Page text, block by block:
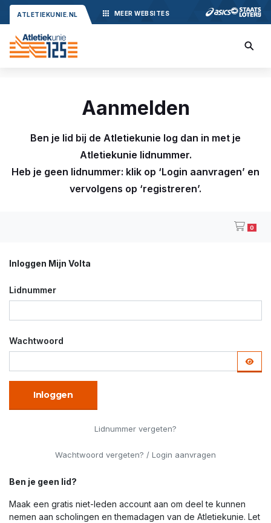
ATLETIEKUNIE.NL MEER WEBSITES
Aanmelden
Ben je lid bij de Atletiekunie log dan in met je
Atletiekunie lidnummer.
Heb je geen lidnummer: klik op ‘Login aanvragen’ en
vervolgens op ‘registreren’.
0
Inloggen Mijn Volta
Lidnummer
Wachtwoord
Inloggen
Lidnummer vergeten?
Wachtwoord vergeten? / Login aanvragen
Ben je geen lid?
Maak een gratis niet-leden account aan om deel te kunnen
nemen aan scholingen en themadagen van de Atletiekunie. Let